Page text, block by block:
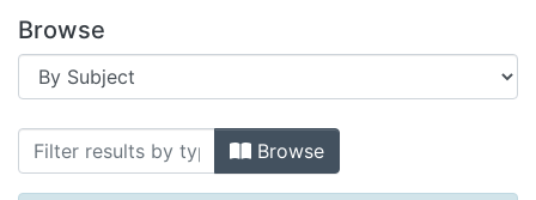
Browse
Browsing Capítulos de Libros by
Browse